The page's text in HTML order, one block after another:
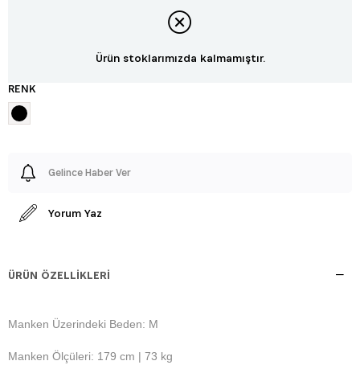
Ürün stoklarımızda kalmamıştır.
RENK
Gelince Haber Ver
Yorum Yaz
ÜRÜN ÖZELLIKLERI
Manken Üzerindeki Beden: M
Manken Ölçüleri: 179 cm | 73 kg